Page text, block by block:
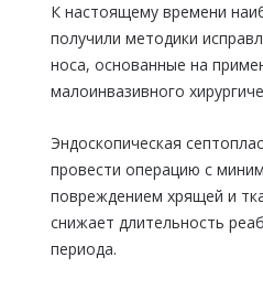
К настоящему времени
получили методики
носа, основанные на
малоинвазивного
Эндоскопическая
провести операцию с
повреждением хрящей и
снижает длительность
периода.